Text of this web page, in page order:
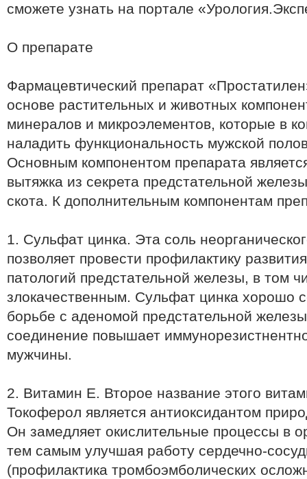
сможете узнать на портале
О препарате
Фармацевтический препарат
основе растительных и животных
минералов и микроэлементов, которые в
наладить функциональность мужской
Основным компонентом препарата
вытяжка из секрета предстательной
скота. К дополнительным компонентам
1. Сульфат цинка. Эта соль
позволяет провести профилактику
патологий предстательной железы, в том
злокачественным. Сульфат цинка хорошо
борьбе с аденомой предстательной
соединение повышает
мужчины.
2. Витамин Е. Второе название этого
Токоферол является антиоксидантом
Он замедляет окислительные процессы в
тем самым улучшая работу сердечно-
(профилактика тромбоэмболических